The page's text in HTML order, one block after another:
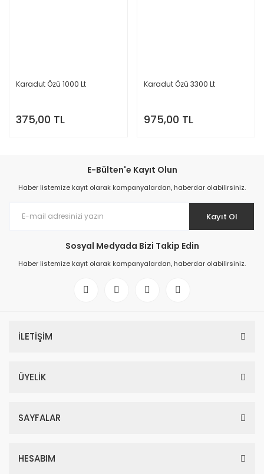
Karadut Özü 1000 Lt
375,00 TL
Karadut Özü 3300 Lt
975,00 TL
E-Bülten'e Kayıt Olun
Haber listemize kayıt olarak kampanyalardan, haberdar olabilirsiniz.
Kayıt Ol
Sosyal Medyada Bizi Takip Edin
Haber listemize kayıt olarak kampanyalardan, haberdar olabilirsiniz.
İLETİŞİM
ÜYELİK
SAYFALAR
HESABIM